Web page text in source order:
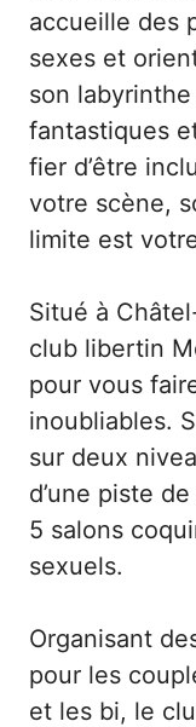
accueille des
sexes et
son labyrinthe
fantastiques
fier d’être
votre scène,
limite est
Situé à
club libertin
pour vous
inoubliables.
sur deux
d’une piste
5 salons
sexuels.
Organisant
pour les
et les bi, le